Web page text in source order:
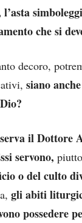
che si
decoro,
siano
il Dottore
servono,
o del culto
gli abiti
possedere